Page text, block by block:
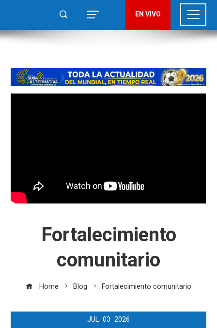
EN VIVO
Fortalecimiento
comunitario
Home Blog Fortalecimiento comunitario
JUL 03 2026